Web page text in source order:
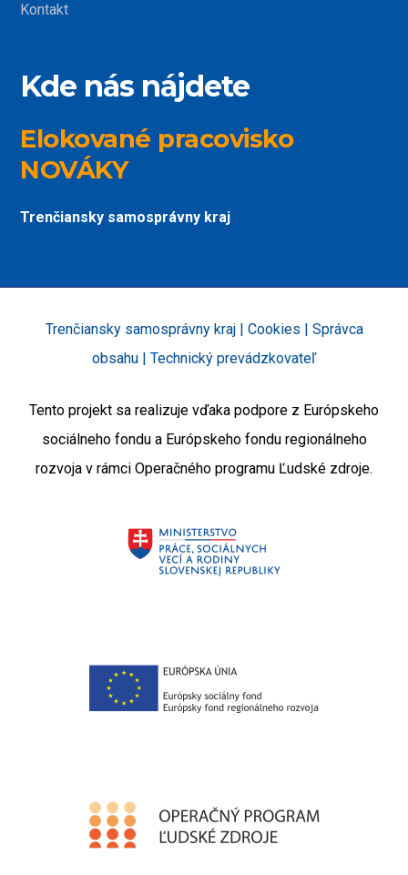
Kontakt
Kde nás nájdete
Elokované pracovisko
NOVÁKY
Trenčiansky samosprávny kraj
Trenčiansky samosprávny kraj | Cookies
Správca
obsahu
Technický prevádzkovateľ
Tento projekt sa realizuje vďaka podpore z Európskeho
sociálneho fondu a Európskeho fondu regionálneho
rozvoja v rámci Operačného programu Ľudské zdroje.